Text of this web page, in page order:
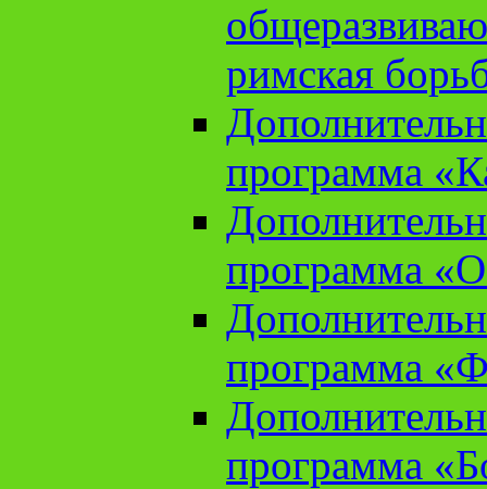
римская
программа
программа
программа
программа